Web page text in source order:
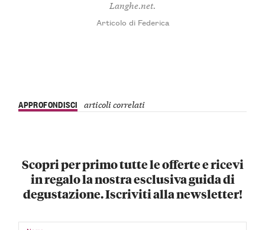
Langhe.net.
Articolo di Federica
APPROFONDISCI articoli correlati
Scopri per primo tutte le offerte e ricevi
in regalo la nostra esclusiva guida di
degustazione. Iscriviti alla newsletter!